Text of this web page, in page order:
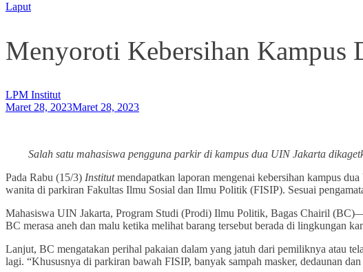
Laput
Menyoroti Kebersihan Kampus
LPM Institut
Maret 28, 2023Maret 28, 2023
Salah satu mahasiswa pengguna parkir di kampus dua UIN Jakarta
Pada Rabu (15/3) Institutmendapatkan laporan mengenai kebersihan kampus
wanita di parkiran Fakultas Ilmu Sosial dan Ilmu Politik (FISIP). Sesuai
Mahasiswa UIN Jakarta, Program Studi (Prodi) Ilmu Politik, Bagas Chairil
BC merasa aneh dan malu ketika melihat barang tersebut berada di lingkungan
Lanjut, BC mengatakan perihal pakaian dalam yang jatuh dari pemiliknya atau
lagi. “Khususnya di parkiran bawah FISIP, banyak sampah masker, dedaunan